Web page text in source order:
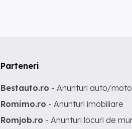
Parteneri
Bestauto.ro - Anunturi auto/moto
Romimo.ro - Anunturi imobiliare
Romjob.ro - Anunturi locuri de